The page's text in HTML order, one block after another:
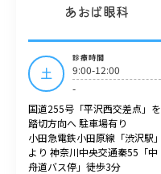
あおば眼科
土
診療時間
9:00-12:00
-
国道255号「平沢西交差点」を
踏切方向へ 駐車場有り
小田急電鉄小田原線「渋沢駅」
より 神奈川中央交通秦55「中
舟道バス停」徒歩3分